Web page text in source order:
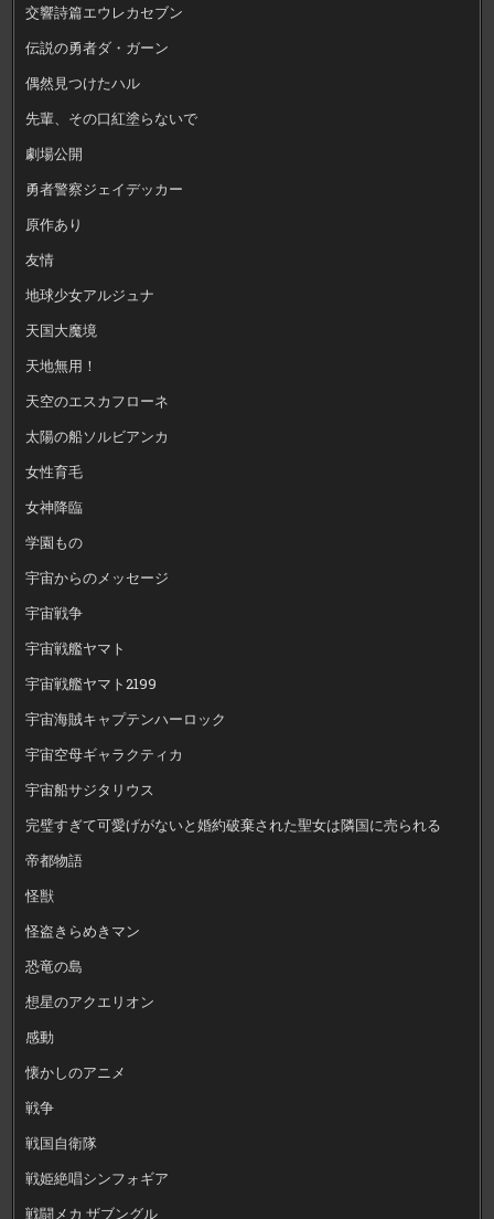
交響詩篇エウレカセブン
伝説の勇者ダ・ガーン
偶然見つけたハル
先輩、その口紅塗らないで
劇場公開
勇者警察ジェイデッカー
原作あり
友情
地球少女アルジュナ
天国大魔境
天地無用！
天空のエスカフローネ
太陽の船ソルビアンカ
女性育毛
女神降臨
学園もの
宇宙からのメッセージ
宇宙戦争
宇宙戦艦ヤマト
宇宙戦艦ヤマト2199
宇宙海賊キャプテンハーロック
宇宙空母ギャラクティカ
宇宙船サジタリウス
完璧すぎて可愛げがないと婚約破棄された聖女は隣国に売られる
帝都物語
怪獣
怪盗きらめきマン
恐竜の島
想星のアクエリオン
感動
懐かしのアニメ
戦争
戦国自衛隊
戦姫絶唱シンフォギア
戦闘メカ ザブングル